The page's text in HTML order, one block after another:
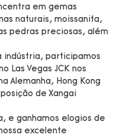
em gemas
naturais, moissanita,
pedras preciosas, além
indústria, participamos
Las Vegas JCK nos
Alemanha, Hong Kong
de Xangai
e ganhamos elogios de
excelente